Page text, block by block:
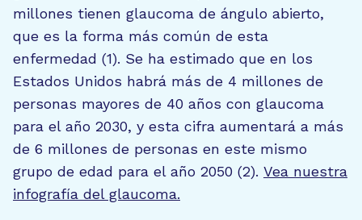
millones tienen glaucoma de ángulo abierto,
que es la forma más común de esta
enfermedad (1). Se ha estimado que en los
Estados Unidos habrá más de 4 millones de
personas mayores de 40 años con glaucoma
para el año 2030, y esta cifra aumentará a más
de 6 millones de personas en este mismo
grupo de edad para el año 2050 (2). Vea nuestra
infografía del glaucoma.